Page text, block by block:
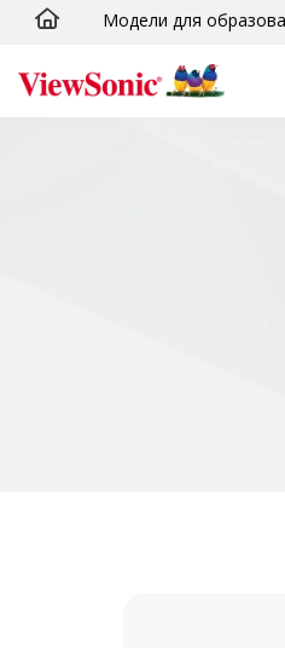
Skip to main content
Модели для